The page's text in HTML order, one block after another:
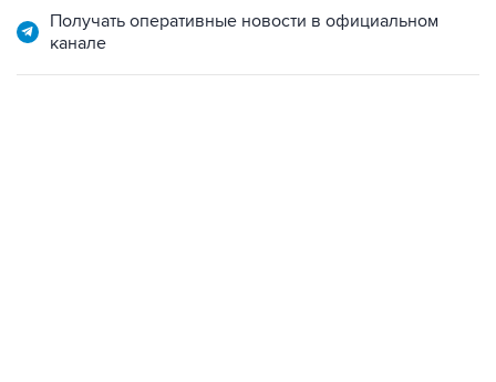
Получать оперативные новости в официальном
канале